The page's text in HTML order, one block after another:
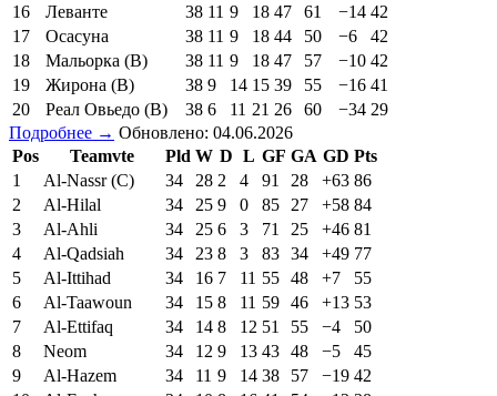
16
Леванте 38 11 9 18 47 61 −14 42
17
Осасуна 38 11 9 18 44 50 −6
42
18
Мальорка (В) 38 11 9 18 47 57 −10 42
19
Жирона (В) 38 9 14 15 39 55 −16 41
20
Реал Овьедо (В) 38 6 11 21 26 60 −34 29
Подробнее → Обновлено: 04.06.2026
Pos
Teamvte Pld W D L GF GA GD Pts
1
Al-Nassr (C) 34 28 2 4 91 28 +63 86
2
Al-Hilal 34 25 9 0 85 27 +58 84
3
Al-Ahli 34 25 6 3 71 25 +46 81
4
Al-Qadsiah 34 23 8 3 83 34 +49 77
5
Al-Ittihad 34 16 7 11 55 48 +7
55
6
Al-Taawoun 34 15 8 11 59 46 +13 53
7
Al-Ettifaq 34 14 8 12 51 55 −4
50
8
Neom 34 12 9 13 43 48 −5
45
9
Al-Hazem 34 11 9 14 38 57 −19 42